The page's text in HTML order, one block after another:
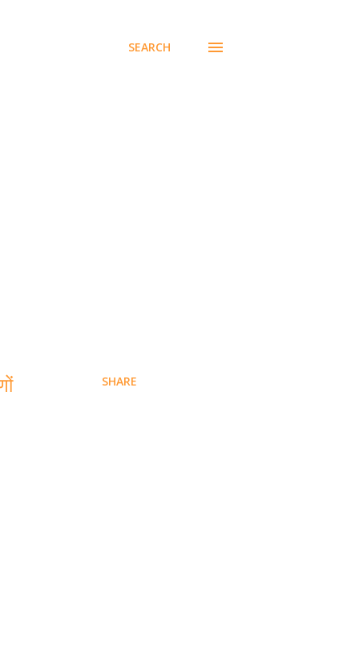
SEARCH
SHARE